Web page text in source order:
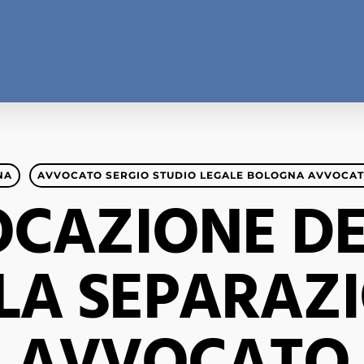
AVVOCATO SERGIO STUDIO LEGALE BOLOGNA